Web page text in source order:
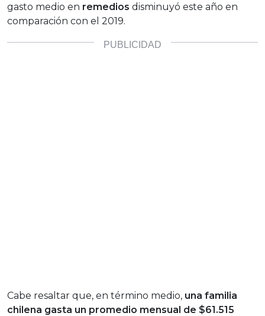
gasto medio en remedios disminuyó este año en
comparación con el 2019.
Cabe resaltar que, en término medio, una familia
chilena gasta un promedio mensual de $61.515